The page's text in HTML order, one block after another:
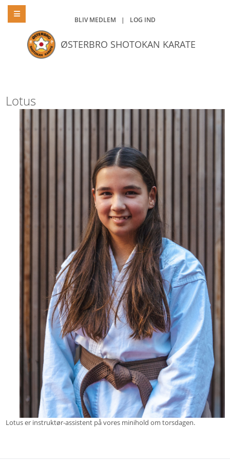
BLIV MEDLEM | LOG IND
ØSTERBRO SHOTOKAN KARATE
Lotus
Lotus er instruktør-assistent på vores minihold om torsdagen.